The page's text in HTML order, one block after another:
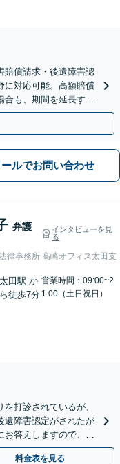
賠償請求・後遺障害認
に対応可能。高額賠償
も、期間を延長する
ールでお問い合わせ
弁護
インタビューを見
る
律事務所 高崎オフィス太田支
太田駅か
ら徒歩7分
営業時間：09:00~2
1:00（土日祝日）
打診されているが、
遺障害認定がされたが
答えしますので、お
です。
料金表を見る